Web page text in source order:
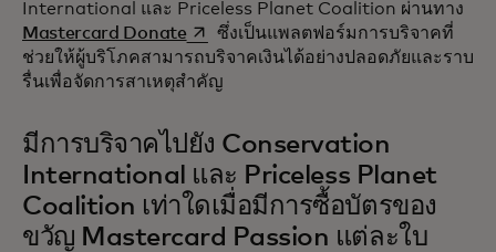
International และ Priceless Planet Coalition ผ่านทาง
Mastercard Donateopens in a new tab
ซึ่งเป็นแพลตฟอร์มการบริจาคที่
ช่วยให้ผู้บริโภคสามารถบริจาคเงินได้อย่างปลอดภัยและราบ
รื่นเพื่อจัดการสาเหตุสำคัญ
มีการบริจาคไปยัง Conservation
International และ Priceless Planet
Coalition เท่าใดเมื่อมีการซื้อบัตรของ
ขวัญ Mastercard Passion แต่ละใบ‎‎